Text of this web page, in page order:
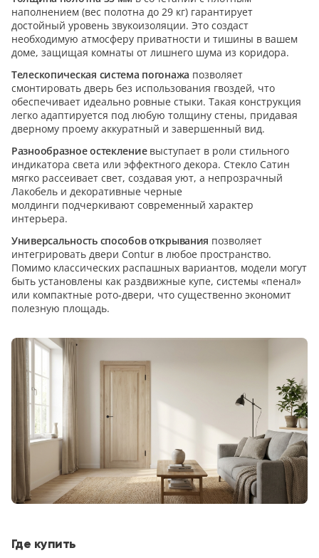
наполнением (вес полотна до 29 кг) гарантирует
достойный уровень звукоизоляции. Это создаст
необходимую атмосферу приватности и тишины в вашем
доме, защищая комнаты от лишнего шума из коридора.
Телескопическая система погонажа позволяет
смонтировать дверь без использования гвоздей, что
обеспечивает идеально ровные стыки. Такая конструкция
легко адаптируется под любую толщину стены, придавая
дверному проему аккуратный и завершенный вид.
Разнообразное остеклениевыступает в роли стильного
индикатора света или эффектного декора. Стекло Сатин
мягко рассеивает свет, создавая уют, а непрозрачный
Лакобель и декоративные черные
молдинги подчеркивают современный характер
интерьера.
Универсальность способов открывания позволяет
интегрировать двери Contur в любое пространство.
Помимо классических распашных вариантов, модели могут
быть установлены как раздвижные купе, системы «пенал»
или компактные рото-двери, что существенно экономит
полезную площадь.
Где купить